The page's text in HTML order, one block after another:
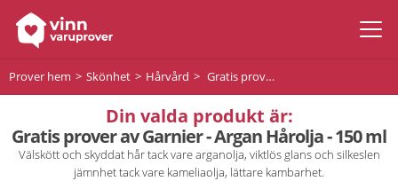
Prover hem Skönhet Hårvård Gratis prover av Garnier - Argan Hårolja - 150 ml
Din valda produkt är:
Gratis prover av Garnier - Argan Hårolja - 150 ml
Välskött och skyddat hår tack vare arganolja, viktlös glans och silkeslen
jämnhet tack vare kameliaolja, lättare kambarhet.